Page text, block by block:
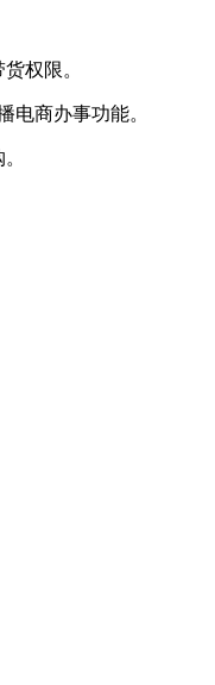
权限。
商办事功能。